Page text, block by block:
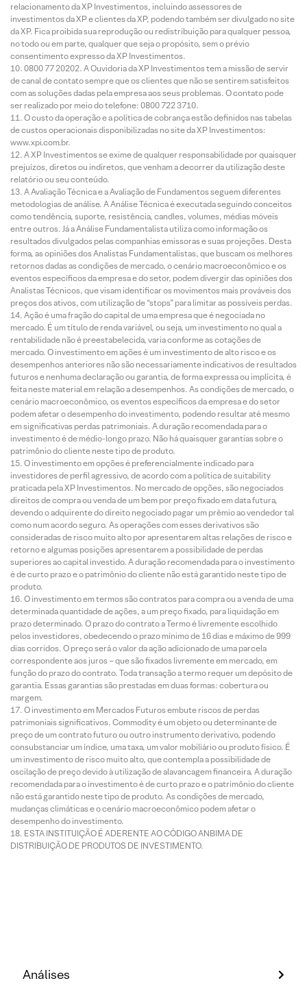
relacionamento da XP Investimentos, incluindo assessores de
investimentos da XP e clientes da XP, podendo também ser divulgado no site
da XP. Fica proibida sua reprodução ou redistribuição para qualquer pessoa,
no todo ou em parte, qualquer que seja o propósito, sem o prévio
consentimento expresso da XP Investimentos.
0800 77 20202. A Ouvidoria da XP Investimentos tem a missão de servir
de canal de contato sempre que os clientes que não se sentirem satisfeitos
com as soluções dadas pela empresa aos seus problemas. O contato pode
ser realizado por meio do telefone: 0800 722 3710.
O custo da operação e a política de cobrança estão definidos nas tabelas
de custos operacionais disponibilizadas no site da XP Investimentos:
www.xpi.com.br.
A XP Investimentos se exime de qualquer responsabilidade por quaisquer
prejuízos, diretos ou indiretos, que venham a decorrer da utilização deste
relatório ou seu conteúdo.
A Avaliação Técnica e a Avaliação de Fundamentos seguem diferentes
metodologias de análise. A Análise Técnica é executada seguindo conceitos
como tendência, suporte, resistência, candles, volumes, médias móveis
entre outros. Já a Análise Fundamentalista utiliza como informação os
resultados divulgados pelas companhias emissoras e suas projeções. Desta
forma, as opiniões dos Analistas Fundamentalistas, que buscam os melhores
retornos dadas as condições de mercado, o cenário macroeconômico e os
eventos específicos da empresa e do setor, podem divergir das opiniões dos
Analistas Técnicos, que visam identificar os movimentos mais prováveis dos
preços dos ativos, com utilização de “stops” para limitar as possíveis perdas.
Ação é uma fração do capital de uma empresa que é negociada no
mercado. É um título de renda variável, ou seja, um investimento no qual a
rentabilidade não é preestabelecida, varia conforme as cotações de
mercado. O investimento em ações é um investimento de alto risco e os
desempenhos anteriores não são necessariamente indicativos de resultados
futuros e nenhuma declaração ou garantia, de forma expressa ou implícita, é
feita neste material em relação a desempenhos. As condições de mercado, o
cenário macroeconômico, os eventos específicos da empresa e do setor
podem afetar o desempenho do investimento, podendo resultar até mesmo
em significativas perdas patrimoniais. A duração recomendada para o
investimento é de médio-longo prazo. Não há quaisquer garantias sobre o
patrimônio do cliente neste tipo de produto.
O investimento em opções é preferencialmente indicado para
investidores de perfil agressivo, de acordo com a política de suitability
praticada pela XP Investimentos. No mercado de opções, são negociados
direitos de compra ou venda de um bem por preço fixado em data futura,
devendo o adquirente do direito negociado pagar um prêmio ao vendedor tal
como num acordo seguro. As operações com esses derivativos são
consideradas de risco muito alto por apresentarem altas relações de risco e
retorno e algumas posições apresentarem a possibilidade de perdas
superiores ao capital investido. A duração recomendada para o investimento
é de curto prazo e o patrimônio do cliente não está garantido neste tipo de
produto.
O investimento em termos são contratos para compra ou a venda de uma
determinada quantidade de ações, a um preço fixado, para liquidação em
prazo determinado. O prazo do contrato a Termo é livremente escolhido
pelos investidores, obedecendo o prazo mínimo de 16 dias e máximo de 999
dias corridos. O preço será o valor da ação adicionado de uma parcela
correspondente aos juros – que são fixados livremente em mercado, em
função do prazo do contrato. Toda transação a termo requer um depósito de
garantia. Essas garantias são prestadas em duas formas: cobertura ou
margem.
O investimento em Mercados Futuros embute riscos de perdas
patrimoniais significativos. Commodity é um objeto ou determinante de
preço de um contrato futuro ou outro instrumento derivativo, podendo
consubstanciar um índice, uma taxa, um valor mobiliário ou produto físico. É
um investimento de risco muito alto, que contempla a possibilidade de
oscilação de preço devido à utilização de alavancagem financeira. A duração
recomendada para o investimento é de curto prazo e o patrimônio do cliente
não está garantido neste tipo de produto. As condições de mercado,
mudanças climáticas e o cenário macroeconômico podem afetar o
desempenho do investimento.
ESTA INSTITUIÇÃO É ADERENTE AO CÓDIGO ANBIMA DE
DISTRIBUIÇÃO DE PRODUTOS DE INVESTIMENTO.
Análises